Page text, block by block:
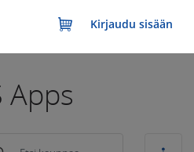
Kirjaudu sisään
Apps